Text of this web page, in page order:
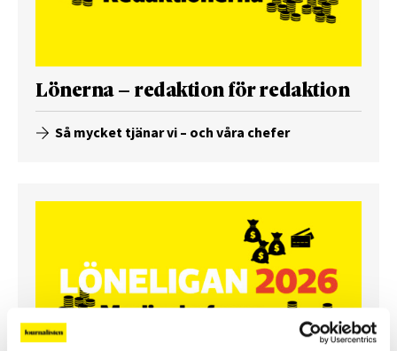
Lönerna – redaktion för redaktion
Så mycket tjänar vi – och våra chefer